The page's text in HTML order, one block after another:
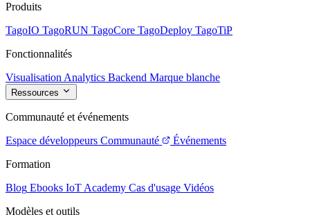
Produits
TagoIO TagoRUN TagoCore TagoDeploy TagoTiP
Fonctionnalités
Visualisation Analytics Backend Marque blanche
Ressources
Communauté et événements
Espace développeurs Communauté
Événements
Formation
Blog Ebooks IoT Academy Cas d'usage Vidéos
Modèles et outils